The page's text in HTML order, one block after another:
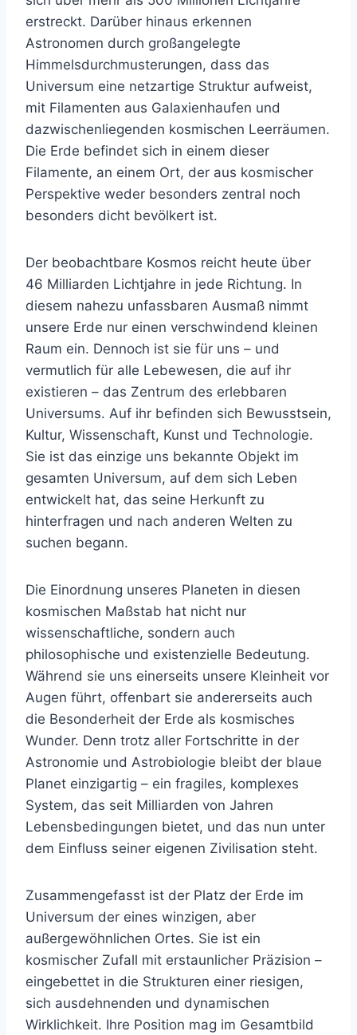
erstreckt. Darüber hinaus erkennen
Astronomen durch großangelegte
Himmelsdurchmusterungen, dass das
Universum eine netzartige Struktur aufweist,
mit Filamenten aus Galaxienhaufen und
dazwischenliegenden kosmischen Leerräumen.
Die Erde befindet sich in einem dieser
Filamente, an einem Ort, der aus kosmischer
Perspektive weder besonders zentral noch
besonders dicht bevölkert ist.
Der beobachtbare Kosmos reicht heute über
46 Milliarden Lichtjahre in jede Richtung. In
diesem nahezu unfassbaren Ausmaß nimmt
unsere Erde nur einen verschwindend kleinen
Raum ein. Dennoch ist sie für uns – und
vermutlich für alle Lebewesen, die auf ihr
existieren – das Zentrum des erlebbaren
Universums. Auf ihr befinden sich Bewusstsein,
Kultur, Wissenschaft, Kunst und Technologie.
Sie ist das einzige uns bekannte Objekt im
gesamten Universum, auf dem sich Leben
entwickelt hat, das seine Herkunft zu
hinterfragen und nach anderen Welten zu
suchen begann.
Die Einordnung unseres Planeten in diesen
kosmischen Maßstab hat nicht nur
wissenschaftliche, sondern auch
philosophische und existenzielle Bedeutung.
Während sie uns einerseits unsere Kleinheit vor
Augen führt, offenbart sie andererseits auch
die Besonderheit der Erde als kosmisches
Wunder. Denn trotz aller Fortschritte in der
Astronomie und Astrobiologie bleibt der blaue
Planet einzigartig – ein fragiles, komplexes
System, das seit Milliarden von Jahren
Lebensbedingungen bietet, und das nun unter
dem Einfluss seiner eigenen Zivilisation steht.
Zusammengefasst ist der Platz der Erde im
Universum der eines winzigen, aber
außergewöhnlichen Ortes. Sie ist ein
kosmischer Zufall mit erstaunlicher Präzision –
eingebettet in die Strukturen einer riesigen,
sich ausdehnenden und dynamischen
Wirklichkeit. Ihre Position mag im Gesamtbild